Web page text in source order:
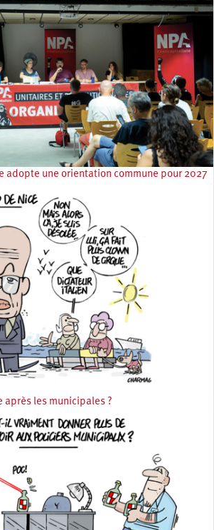
adopte une orientation commune pour 2027
après les municipales ?